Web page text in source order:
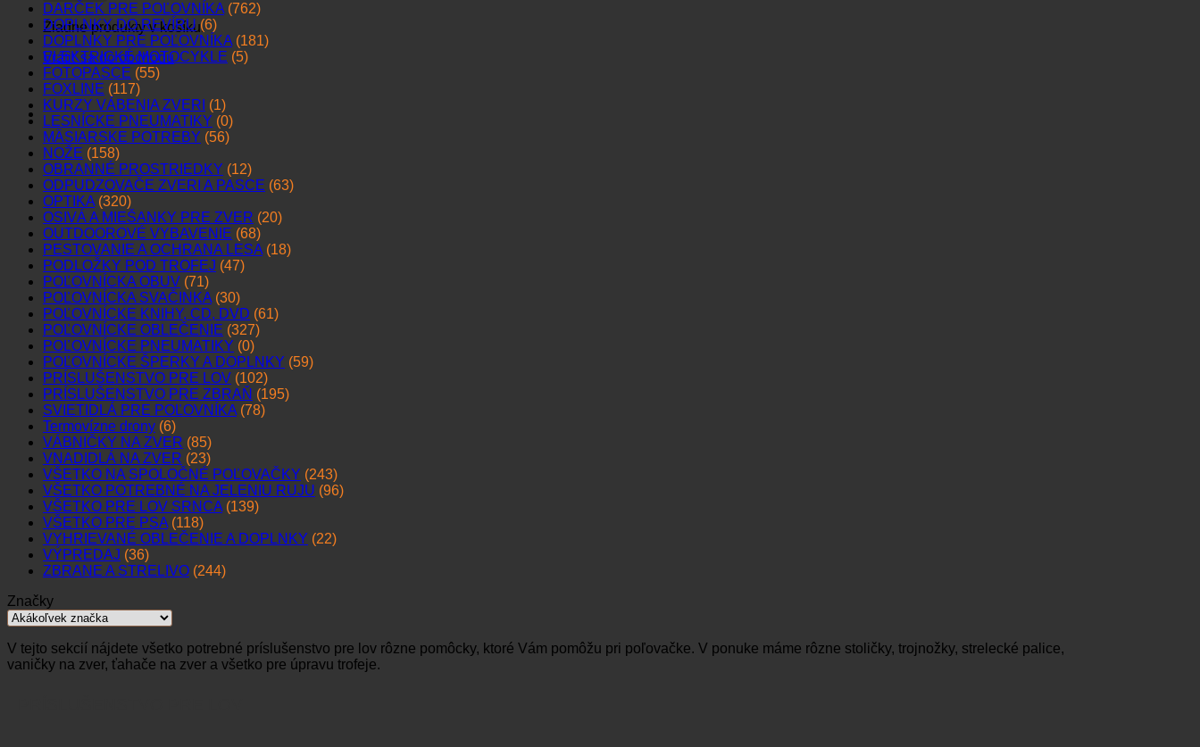
Žiadne produkty v košíku.
Vrátiť sa do obchodu
DARČEK PRE POĽOVNÍKA (762)
DOPLNKY DO REVÍRU (6)
DOPLNKY PRE POĽOVNÍKA (181)
ELEKTRICKÉ MOTOCYKLE (5)
FOTOPASCE (55)
FOXLINE (117)
KURZY VÁBENIA ZVERI (1)
LESNÍCKE PNEUMATIKY (0)
MÄSIARSKE POTREBY (56)
NOŽE (158)
OBRANNÉ PROSTRIEDKY (12)
ODPUDZOVAČE ZVERI A PASCE (63)
OPTIKA (320)
OSIVÁ A MIEŠANKY PRE ZVER (20)
OUTDOOROVÉ VYBAVENIE (68)
PESTOVANIE A OCHRANA LESA (18)
PODLOŽKY POD TROFEJ (47)
POĽOVNÍCKA OBUV (71)
POĽOVNÍCKA SVAČINKA (30)
POĽOVNÍCKE KNIHY, CD, DVD (61)
POĽOVNÍCKE OBLEČENIE (327)
POĽOVNÍCKE PNEUMATIKY (0)
POĽOVNÍCKE ŠPERKY A DOPLNKY (59)
PRÍSLUŠENSTVO PRE LOV (102)
PRÍSLUŠENSTVO PRE ZBRAŇ (195)
SVIETIDLÁ PRE POĽOVNÍKA (78)
Termovízne drony (6)
VÁBNIČKY NA ZVER (85)
VNADIDLÁ NA ZVER (23)
VŠETKO NA SPOLOČNÉ POĽOVAČKY (243)
VŠETKO POTREBNÉ NA JELENIU RUJU (96)
VŠETKO PRE LOV SRNCA (139)
VŠETKO PRE PSA (118)
VYHRIEVANÉ OBLEČENIE A DOPLNKY (22)
VÝPREDAJ (36)
ZBRANE A STRELIVO (244)
Značky
V tejto sekcií nájdete všetko potrebné príslušenstvo pre lov rôzne pomôcky, ktoré Vám pomôžu pri poľovačke. V ponuke máme rôzne stoličky, trojnožky, strelecké palice,
vaničky na zver, ťahače na zver a všetko pre úpravu trofeje.